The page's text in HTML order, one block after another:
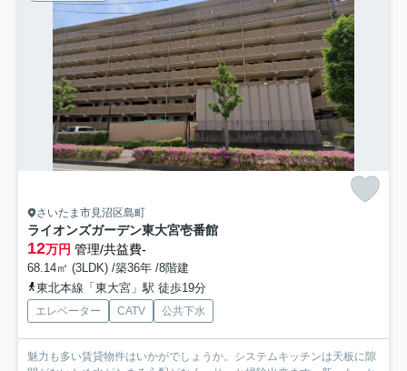
さいたま市見沼区島町
ライオンズガーデン東大宮壱番館
12万円 管理/共益費-
68.14㎡ (3LDK) /築36年 /8階建
東北本線「東大宮」駅 徒歩19分
エレベーター CATV 公共下水
魅力も多い賃貸物件はいかがでしょうか。システムキッチンは天板に隙